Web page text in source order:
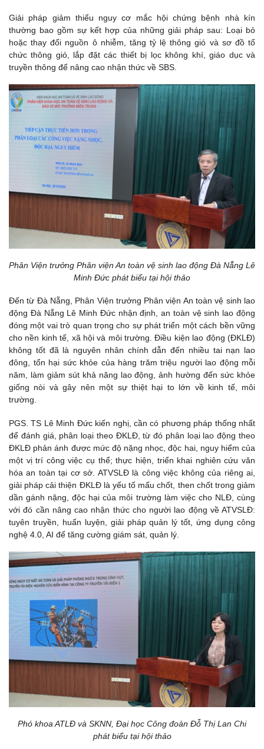
Giải pháp giảm thiểu nguy cơ mắc hội chứng bệnh nhà kín
thường bao gồm sự kết hợp của những giải pháp sau: Loại bỏ
hoặc thay đổi nguồn ô nhiễm, tăng tỷ lệ thông gió và sơ đồ tổ
chức thông gió, lắp đặt các thiết bị lọc không khí, giáo dục và
truyền thông để nâng cao nhận thức về SBS.
Phân Viện trưởng Phân viện An toàn vệ sinh lao động Đà Nẵng Lê
Minh Đức phát biểu tại hội thảo
Đến từ Đà Nẵng, Phân Viện trưởng Phân viện An toàn vệ sinh lao
động Đà Nẵng Lê Minh Đức nhận định, an toàn vệ sinh lao động
đóng một vai trò quan trọng cho sự phát triển một cách bền vững
cho nền kinh tế, xã hội và môi trường. Điều kiện lao động (ĐKLĐ)
không tốt đã là nguyên nhân chính dẫn đến nhiều tai nạn lao
đông, tổn hại sức khỏe của hàng trăm triệu người lao động mỗi
năm, làm giảm sút khả năng lao động, ảnh hường đến sức khỏe
giống nòi và gây nên một sự thiệt hại to lớn về kinh tế, môi
trường.
PGS. TS Lê Minh Đức kiến nghị, cần có phương pháp thống nhất
để đánh giá, phân loại theo ĐKLĐ, từ đó phân loại lao động theo
ĐKLĐ phản ánh được mức độ nặng nhọc, độc hai, nguy hiểm của
một vị trí công việc cụ thể; thực hiện, triển khai nghiên cứu văn
hóa an toàn tại cơ sở. ATVSLĐ là công việc không của riêng ai,
giải pháp cải thiện ĐKLĐ là yếu tố mấu chốt, then chốt trong giảm
dần gánh nặng, độc hại của môi trường làm việc cho NLĐ, cùng
với đó cần nâng cao nhận thức cho người lao động về ATVSLĐ:
tuyên truyền, huấn luyện, giải pháp quản lý tốt, ứng dụng công
nghệ 4.0, AI để tăng cường giám sát, quản lý.
Phó khoa ATLĐ và SKNN, Đại học Công đoàn Đỗ Thị Lan Chi
phát biểu tại hội thảo